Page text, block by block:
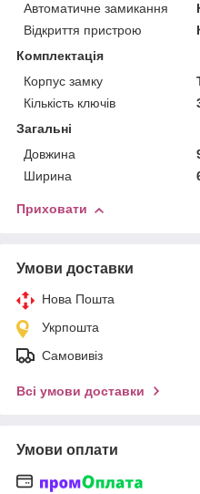
Автоматичне замикання
Відкриття пристрою
Комплектація
Корпус замку
Кількість ключів
Загальні
Довжина
Ширина
Приховати
Умови доставки
Нова Пошта
Укрпошта
Самовивіз
Всі умови доставки
Умови оплати